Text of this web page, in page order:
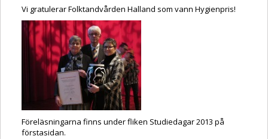
Vi gratulerar Folktandvården Halland som vann Hygienpris!
Föreläsningarna finns under fliken Studiedagar 2013 på
förstasidan.